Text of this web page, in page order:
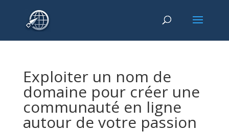
Exploiter un nom de
domaine pour créer une
communauté en ligne
autour de votre passion